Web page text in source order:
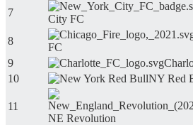
7
City FC
8
FC
9
10
NY Red
11
NE Revolution